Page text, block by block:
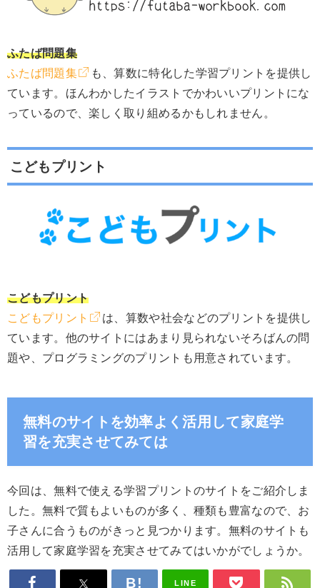
ふたば問題集
ふたば問題集
も、算数に特化した学習プリントを提供し
ています。ほんわかしたイラストでかわいいプリントにな
っているので、楽しく取り組めるかもしれません。
こどもプリント
こどもプリント
こどもプリント
は、算数や社会などのプリントを提供し
ています。他のサイトにはあまり見られないそろばんの問
題や、プログラミングのプリントも用意されています。
無料のサイトを効率よく活用して家庭学
習を充実させてみては
今回は、無料で使える学習プリントのサイトをご紹介しま
した。無料で質もよいものが多く、種類も豊富なので、お
子さんに合うものがきっと見つかります。無料のサイトも
活用して家庭学習を充実させてみてはいかがでしょうか。
LINE